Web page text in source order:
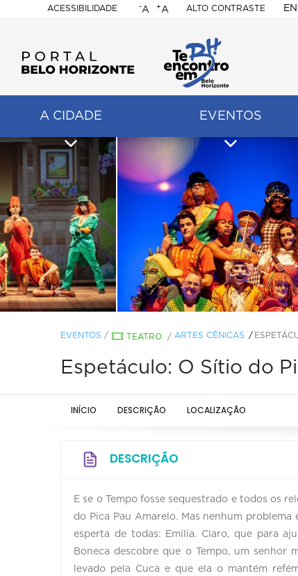
ACESSIBILIDADE
BELO
HORIZONTE
-A +A ALTO CONTRASTE EN
A CIDADE EVENTOS
EVENTOS / TEATRO / ARTES CÊNICAS
Espetáculo: O Sítio do
INÍCIO DESCRIÇÃO LOCALIZAÇÃO
DESCRIÇÃO
E se o Tempo fosse sequestrado e todos os
do Pica Pau Amarelo. Mas nenhum
esperta de todas: Emília. Claro, que para
Boneca descobre que o Tempo, um
levado pela Cuca e que ela o mantém